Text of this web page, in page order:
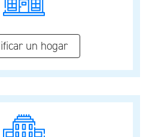
un hogar